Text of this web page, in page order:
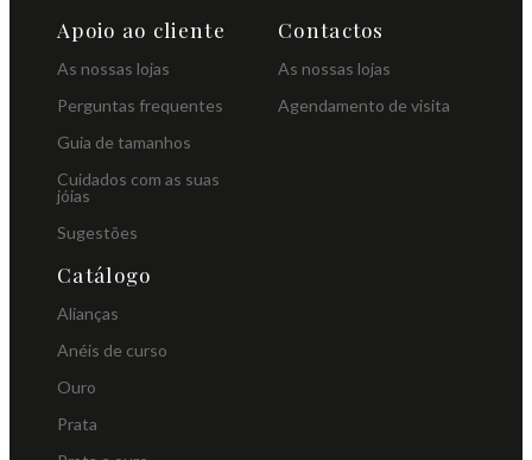
Apoio ao cliente
As nossas lojas
Perguntas frequentes
Guia de tamanhos
Cuidados com as suas
jóias
Sugestões
Contactos
As nossas lojas
Agendamento de visita
Catálogo
Alianças
Anéis de curso
Ouro
Prata